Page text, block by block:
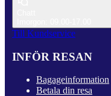
Till Kundservice
INFÖR RESAN
Bagageinformation
Betala din resa